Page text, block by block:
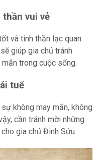
vui vẻ
và tinh thần lạc quan.
giúp gia chủ tránh
trong cuộc sống.
tuế
không may mắn, không
cần tránh mời những
gia chủ Đinh Sửu.